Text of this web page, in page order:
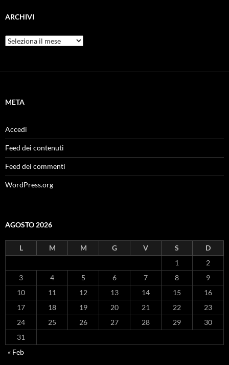
ARCHIVI
Archivi
META
Accedi
Feed dei contenuti
Feed dei commenti
WordPress.org
AGOSTO 2026
L M M G V S
D
1
2
3
4 5 6 7 8
9
10
11 12 13 14 15
16
17
18 19 20 21 22
23
24
25 26 27 28 29
30
31
« Feb